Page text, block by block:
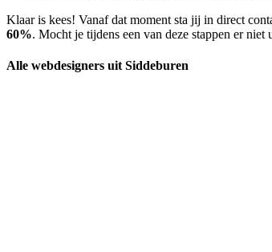
Klaar is kees! Vanaf dat moment sta jij in direct
60%. Mocht je tijdens een van deze stappen er
Alle webdesigners uit Siddeburen